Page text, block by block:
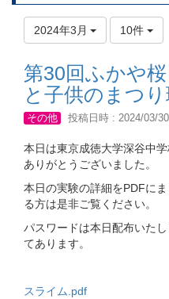
2024年3月 10件
第30回ふかや
と子供のまつ
その他 投稿日時 : 2024/03/30
本日は東京成徳大学深谷中
ありがとうございました。
本日の実験の詳細をPDFに
る方は是非ご覧ください。
パスワードは本日配布いた
てあります。
スライム.pdf